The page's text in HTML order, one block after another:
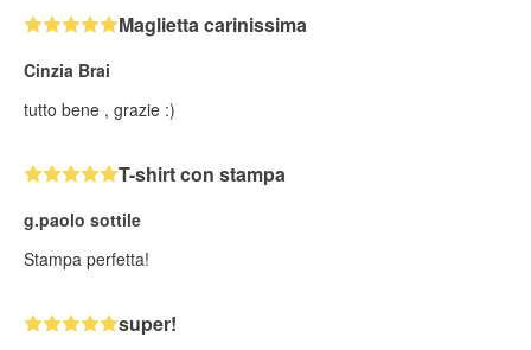
Maglietta carinissima
Cinzia Brai
tutto bene , grazie :)
T-shirt con stampa
g.paolo sottile
Stampa perfetta!
super!